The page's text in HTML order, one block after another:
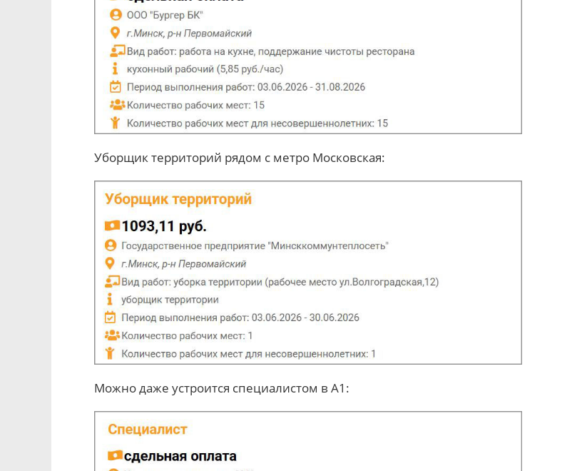
Уборщик территорий рядом с метро Московская:
Можно даже устроится специалистом в А1: